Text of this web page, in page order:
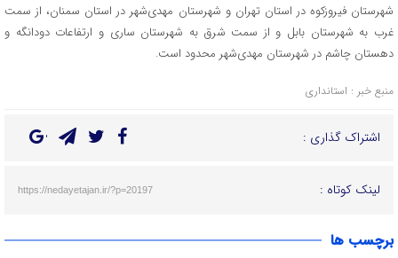
شهرستان فیروزکوه در استان تهران و شهرستان مهدی‌شهر در استان سمنان، از سمت
غرب به شهرستان بابل و از سمت شرق به شهرستان ساری و ارتفاعات دودانگه و
دهستان چاشم در شهرستان مهدی‌شهر محدود است.
منبع خبر : استانداری
اشتراک گذاری :
لینک کوتاه : https://nedayetajan.ir/?p=20197
برچسب ها